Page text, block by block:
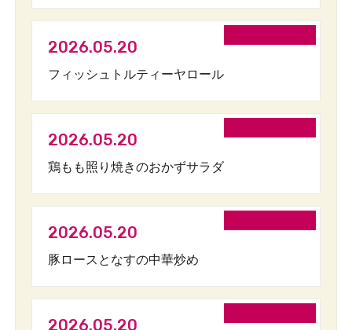
2026.05.20
フィッシュトルティーヤロール
2026.05.20
鶏もも照り焼きのおかずサラダ
2026.05.20
豚ロースとなすの中華炒め
2026.05.20